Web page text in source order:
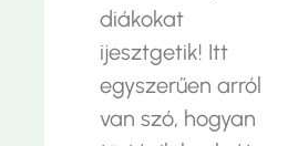
diákokat
ijesztgetik! Itt
egyszerűen arról
van szó, hogyan